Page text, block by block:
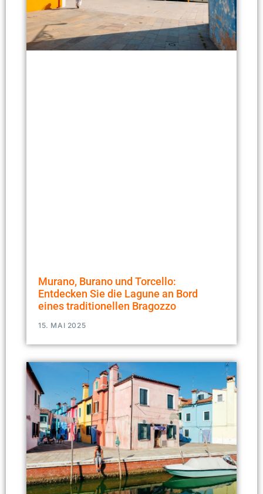
Murano, Burano und Torcello:
Entdecken Sie die Lagune an Bord
eines traditionellen Bragozzo
15. MAI 2025